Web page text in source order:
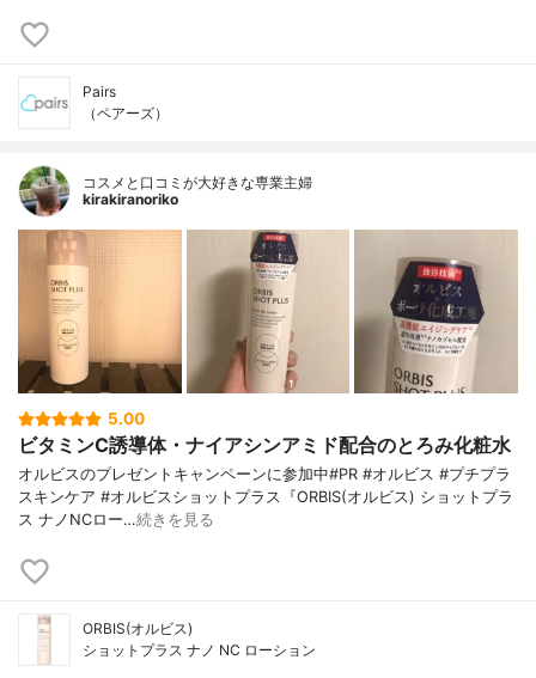
Pairs
（ペアーズ）
コスメと口コミが大好きな専業主婦
kirakiranoriko
5.00
ビタミンC誘導体・ナイアシンアミド配合のとろみ化粧水
オルビスのプレゼントキャンペーンに参加中#PR #オルビス #プチプラ
スキンケア #オルビスショットプラス『ORBIS(オルビス) ショットプラ
ス ナノNCロー…続きを見る
ORBIS(オルビス)
ショットプラス ナノ NC ローション